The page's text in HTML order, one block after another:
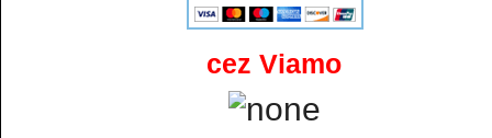
cez Viamo